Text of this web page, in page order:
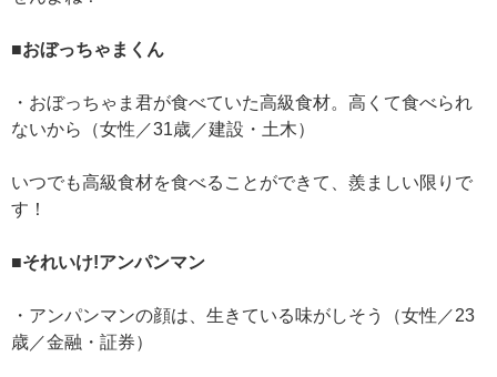
■おぼっちゃまくん
・おぼっちゃま君が食べていた高級食材。高くて食べられ
ないから（女性／31歳／建設・土木）
いつでも高級食材を食べることができて、羨ましい限りで
す！
■それいけ!アンパンマン
・アンパンマンの顔は、生きている味がしそう（女性／23
歳／金融・証券）